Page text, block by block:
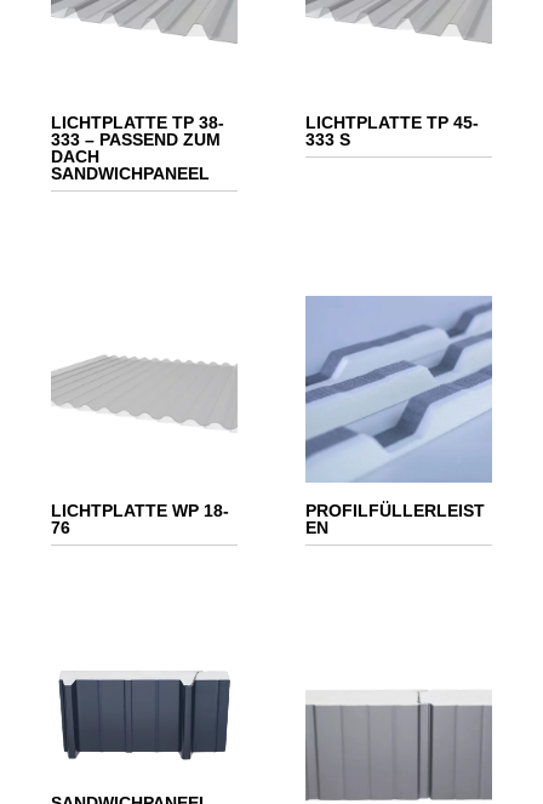
LICHTPLATTE TP 38-
333 – PASSEND ZUM
DACH
SANDWICHPANEEL
LICHTPLATTE TP 45-
333 S
LICHTPLATTE WP 18-
76
PROFILFÜLLERLEIST
EN